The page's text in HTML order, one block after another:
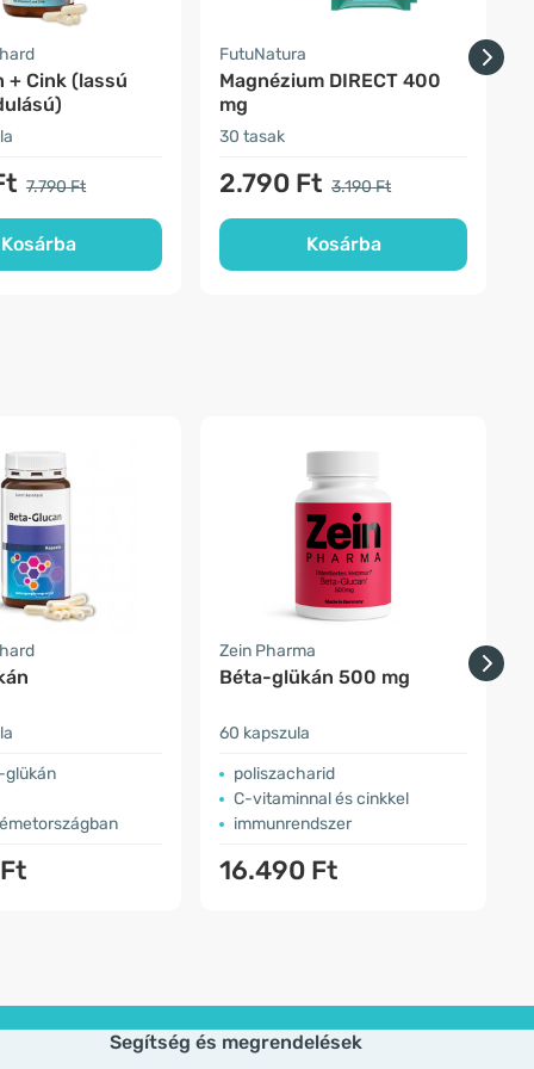
+ Cink (lassú
7.790 Ft
Kosárba
FutuNatura
Magnézium DIRECT 400
mg
30 tasak
2.790 Ft 3.190 Ft
Kosárba
glükán
Zein Pharma
Béta-glükán 500 mg
60 kapszula
poliszacharid
C-vitaminnal és cinkkel
immunrendszer
16.490 Ft
Segítség és megrendelések